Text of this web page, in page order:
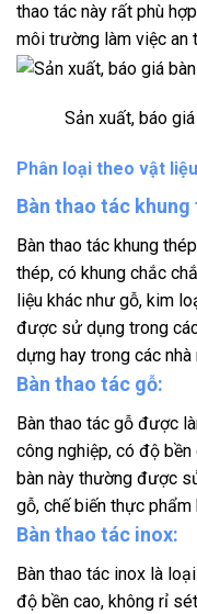
thao tác này rất phù
môi trường làm việc an
Sản xuất, báo
Phân loại theo vật liệu
Bàn thao tác khung
Bàn thao tác khung
thép, có khung chắc
liệu khác như gỗ, kim
được sử dụng trong
dựng hay trong các nhà
Bàn thao tác gỗ:
Bàn thao tác gỗ được
công nghiệp, có độ
bàn này thường được
gỗ, chế biến thực
Bàn thao tác inox:
Bàn thao tác inox là
độ bền cao, không rỉ